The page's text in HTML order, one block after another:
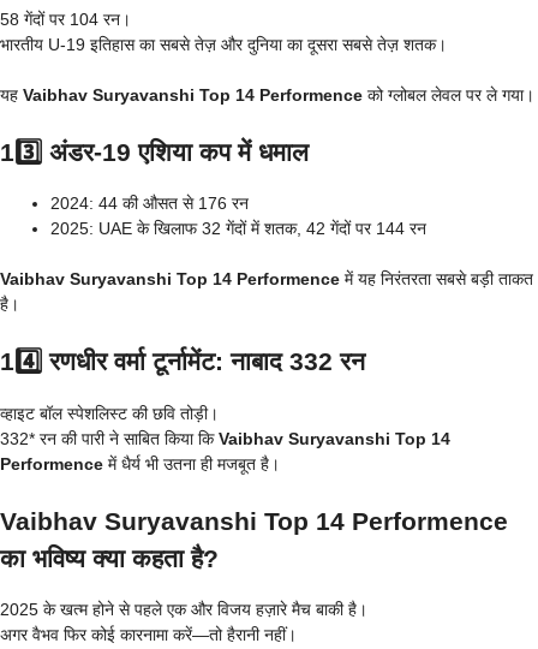
58 गेंदों पर 104 रन।
भारतीय U-19 इतिहास का सबसे तेज़ और दुनिया का दूसरा सबसे तेज़ शतक।
यह Vaibhav Suryavanshi Top 14 Performence को ग्लोबल लेवल पर ले गया।
13️⃣ अंडर-19 एशिया कप में धमाल
2024: 44 की औसत से 176 रन
2025: UAE के खिलाफ 32 गेंदों में शतक, 42 गेंदों पर 144 रन
Vaibhav Suryavanshi Top 14 Performence में यह निरंतरता सबसे बड़ी ताकत
है।
14️⃣ रणधीर वर्मा टूर्नामेंट: नाबाद 332 रन
व्हाइट बॉल स्पेशलिस्ट की छवि तोड़ी।
332* रन की पारी ने साबित किया किVaibhav Suryavanshi Top 14
Performence में धैर्य भी उतना ही मजबूत है।
Vaibhav Suryavanshi Top 14 Performence
का भविष्य क्या कहता है?
2025 के खत्म होने से पहले एक और विजय हज़ारे मैच बाकी है।
अगर वैभव फिर कोई कारनामा करें—तो हैरानी नहीं।